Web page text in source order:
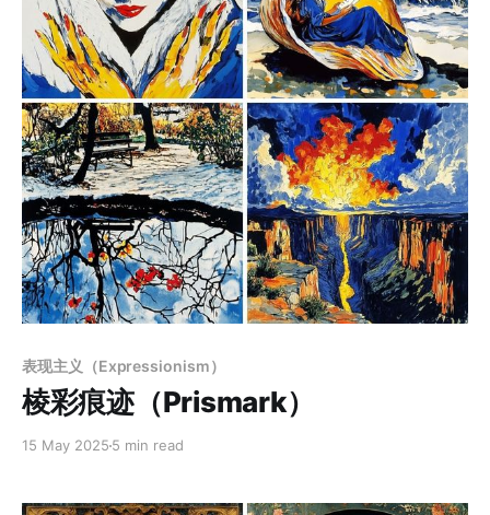
表现主义（Expressionism）
棱彩痕迹（Prismark）
15 May 2025 5 min read